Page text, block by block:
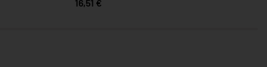
16,51 €